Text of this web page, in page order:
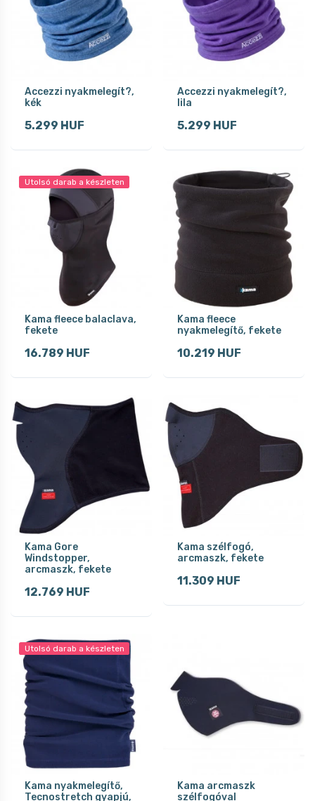
Accezzi nyakmelegít?,
kék
5.299 HUF
Accezzi nyakmelegít?,
lila
5.299 HUF
Utolsó darab a készleten
Kama fleece balaclava,
fekete
16.789 HUF
Kama fleece
nyakmelegítő, fekete
10.219 HUF
Kama Gore
Windstopper,
arcmaszk, fekete
12.769 HUF
Kama szélfogó,
arcmaszk, fekete
11.309 HUF
Utolsó darab a készleten
Kama nyakmelegítő,
Tecnostretch gyapjú,
Kama arcmaszk
szélfogóval